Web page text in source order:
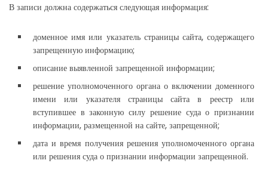
В записи должна содержаться следующая информация:
доменное имя или указатель страницы сайта, содержащего
запрещенную информацию;
описание выявленной запрещенной информации;
решение уполномоченного органа о включении доменного
имени или указателя страницы сайта в реестр или
вступившее в законную силу решение суда о признании
информации, размещенной на сайте, запрещенной;
дата и время получения решения уполномоченного органа
или решения суда о признании информации запрещенной.